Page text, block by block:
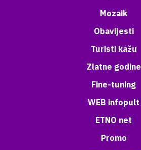
Mozaik
Obavijesti
Turisti kažu
Zlatne godine
Fine-tuning
WEB infopult
ETNO net
Promo